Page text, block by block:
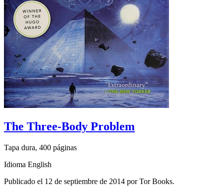
The Three-Body Problem
Tapa dura, 400 páginas
Idioma English
Publicado el 12 de septiembre de 2014 por Tor Books.